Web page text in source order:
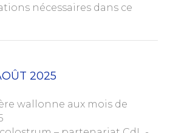
nécessaires dans ce
2025
wallonne aux mois de